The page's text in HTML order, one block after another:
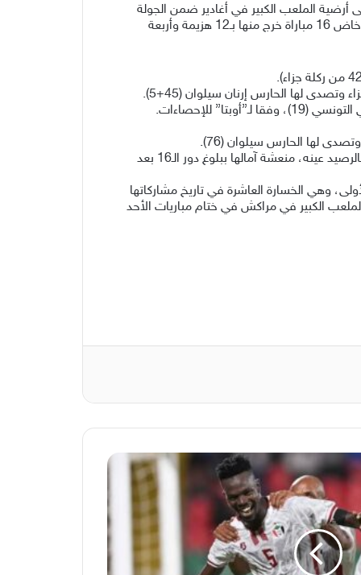
في تاريخ مشاركتها ببطولة كأس الأمم الإفريقية لكرة القدم، بتخطيها الغابون 3-2 الأحد، على أرضية الملعب الكبير في أغادير ضمن الجولة
الثانية من منافسات المجموعة السادسة.ولم يسبق للمنتخب الموزامبيقي تحقيق أي انتصار في البطولة القارية سابقا، علما أنه خاض 16 مباراة خرج منها بـ12 هزيمة وأربعة
لها الحارس إرنان سيلوان (45+5).
لها الحارس سيلوان (76).
ورفعت موزامبيق رصيدها إلى ثلاث نقاط في المركز الثاني مؤقتا، بفارق الأهداف عن ساحل العاج المتصدرة والكاميرون الثالثة بالرصيد عينه، منعشة آمالها ببلوغ دور الـ16 بعد
نقاط، بتجرّعها خسارتها الثانية تواليا بعد السقوط أمام الكاميرون (0-1) في الجولة الأولى، وهي الخسارة العاشرة في تاريخ مشاركاتها
والكاميرون على الملعب الكبير في مراكش في ختام مباريات الأحد